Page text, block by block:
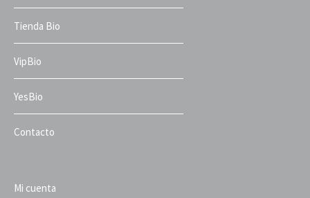
Tienda Bio
VipBio
YesBio
Contacto
Mi cuenta